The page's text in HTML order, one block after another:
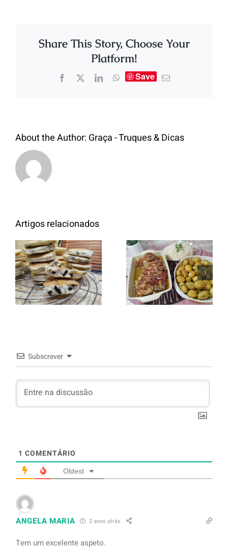
Share This Story, Choose Your
Platform!
Save
About the Author:Graça - Truques & Dicas
Artigos relacionados
Panquecas
com Oreo
Entrecosto
italiano c/
batata a
murro e
Subscrever
1 COMENTÁRIO
Oldest
ANGELA MARIA 2 anos atrás
Tem um excelente aspeto.